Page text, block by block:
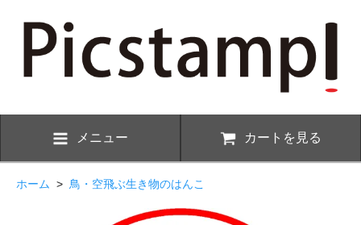
メニュー カートを見る
ホーム > 鳥・空飛ぶ生き物のはんこ